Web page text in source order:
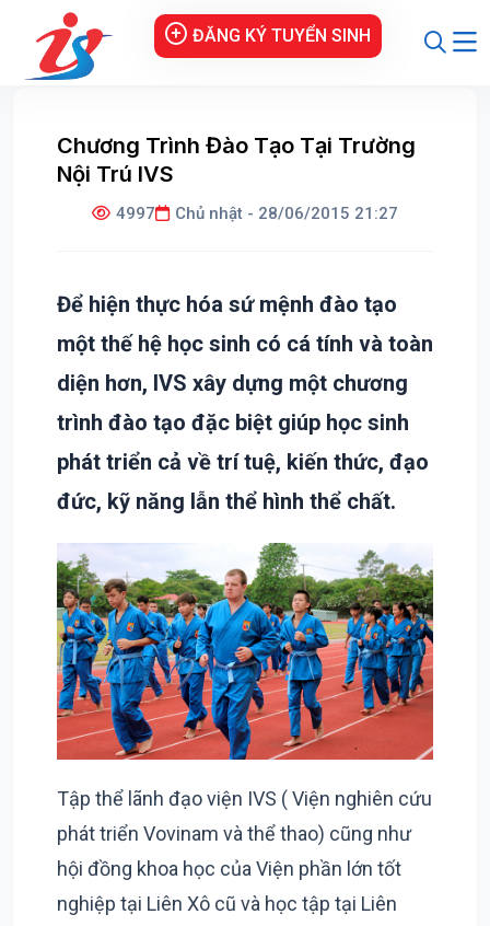
ĐĂNG KÝ TUYỂN SINH
Chương Trình Đào Tạo Tại Trường
Nội Trú IVS
4997 Chủ nhật - 28/06/2015 21:27
Để hiện thực hóa sứ mệnh đào tạo
một thế hệ học sinh có cá tính và toàn
diện hơn, IVS xây dựng một chương
trình đào tạo đặc biệt giúp học sinh
phát triển cả về trí tuệ, kiến thức, đạo
đức, kỹ năng lẫn thể hình thể chất.
Tập thể lãnh đạo viện IVS ( Viện nghiên cứu
phát triển Vovinam và thể thao) cũng như
hội đồng khoa học của Viện phần lớn tốt
nghiệp tại Liên Xô cũ và học tập tại Liên